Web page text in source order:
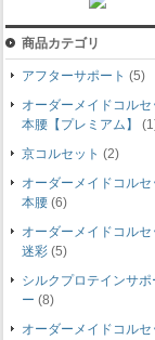
商品カテゴリ
アフターサポート (5)
オーダーメイドコルセ
本腰【プレミアム】
京コルセット (2)
オーダーメイドコルセ
本腰 (6)
オーダーメイドコルセ
迷彩 (5)
シルクプロテインサポ
ー (8)
オーダーメイドコルセ